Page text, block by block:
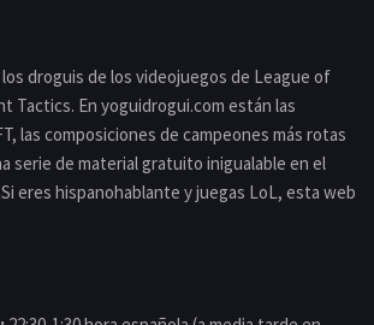
droguis de los videojuegos de League of
Tactics. En yoguidrogui.com están las
las composiciones de campeones más rotas
serie de material gratuito inigualable en el
eres hispanohablante y juegas LoL, esta web